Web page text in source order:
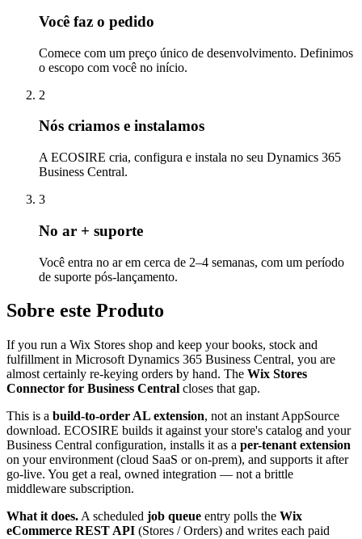
Você faz o pedido
Comece com um preço único de desenvolvimento. Definimos
o escopo com você no início.
2
Nós criamos e instalamos
A ECOSIRE cria, configura e instala no seu Dynamics 365
Business Central.
3
No ar + suporte
Você entra no ar em cerca de 2–4 semanas, com um período
de suporte pós-lançamento.
Sobre este Produto
If you run a Wix Stores shop and keep your books, stock and
fulfillment in Microsoft Dynamics 365 Business Central, you are
almost certainly re-keying orders by hand. The Wix Stores
Connector for Business Central closes that gap.
This is a build-to-order AL extension, not an instant AppSource
download. ECOSIRE builds it against your store's catalog and your
Business Central configuration, installs it as a per-tenant extension
on your environment (cloud SaaS or on-prem), and supports it after
go-live. You get a real, owned integration — not a brittle
middleware subscription.
What it does. A scheduled job queue entry polls the Wix
eCommerce REST API (Stores / Orders) and writes each paid